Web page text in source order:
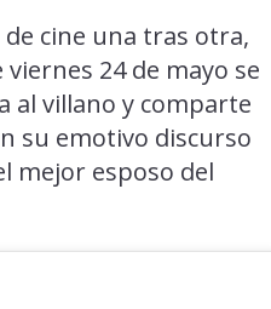
cine una tras otra,
24 de mayo se
al villano y comparte
su emotivo discurso
mejor esposo del